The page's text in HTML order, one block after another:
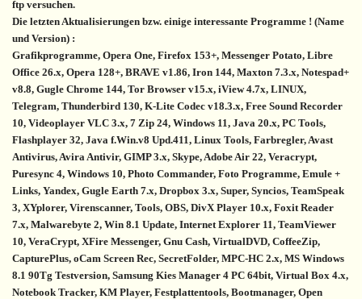
ftp versuchen.
Die letzten Aktualisierungen bzw. einige interessante Programme ! (Name
und Version) :
Grafikprogramme, Opera One, Firefox 153+, Messenger Potato, Libre
Office 26.x, Opera 128+, BRAVE v1.86, Iron 144, Maxton 7.3.x, Notespad+
v8.8, Gugle Chrome 144, Tor Browser v15.x, iView 4.7x, LINUX,
Telegram, Thunderbird 130, K-Lite Codec v18.3.x, Free Sound Recorder
10, Videoplayer VLC 3.x, 7 Zip 24, Windows 11, Java 20.x, PC Tools,
Flashplayer 32, Java f.Win.v8 Upd.411, Linux Tools, Farbregler, Avast
Antivirus, Avira Antivir, GIMP 3.x, Skype, Adobe Air 22, Veracrypt,
Puresync 4, Windows 10, Photo Commander, Foto Programme, Emule +
Links, Yandex, Gugle Earth 7.x, Dropbox 3.x, Super, Syncios, TeamSpeak
3, XYplorer, Virenscanner, Tools, OBS, DivX Player 10.x, Foxit Reader
7.x, Malwarebyte 2, Win 8.1 Update, Internet Explorer 11, TeamViewer
10, VeraCrypt, XFire Messenger, Gnu Cash, VirtualDVD, CoffeeZip,
CapturePlus, oCam Screen Rec, SecretFolder, MPC-HC 2.x, MS Windows
8.1 90Tg Testversion, Samsung Kies Manager 4 PC 64bit, Virtual Box 4.x,
Notebook Tracker, KM Player, Festplattentools, Bootmanager, Open